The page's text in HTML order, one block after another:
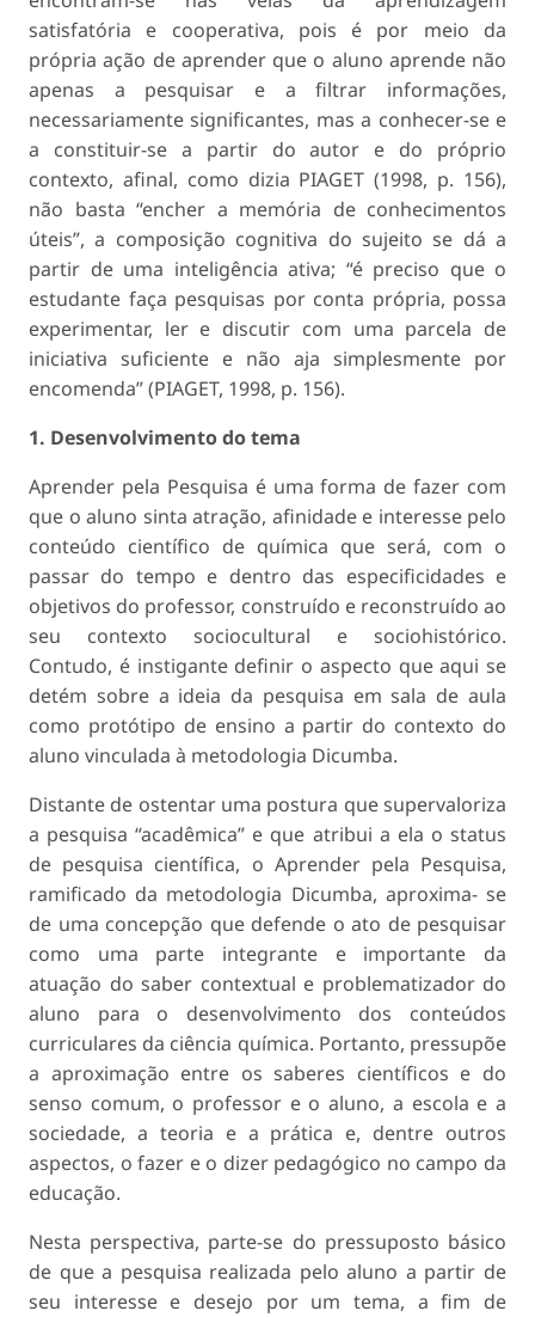
satisfatória e cooperativa, pois é por meio da
própria ação de aprender que o aluno aprende não
apenas a pesquisar e a filtrar informações,
necessariamente significantes, mas a conhecer-se e
a constituir-se a partir do autor e do próprio
contexto, afinal, como dizia PIAGET (1998, p. 156),
não basta “encher a memória de conhecimentos
úteis”, a composição cognitiva do sujeito se dá a
partir de uma inteligência ativa; “é preciso que o
estudante faça pesquisas por conta própria, possa
experimentar, ler e discutir com uma parcela de
iniciativa suficiente e não aja simplesmente por
encomenda” (PIAGET, 1998, p. 156).
1. Desenvolvimento do tema
Aprender pela Pesquisa é uma forma de fazer com
que o aluno sinta atração, afinidade e interesse pelo
conteúdo científico de química que será, com o
passar do tempo e dentro das especificidades e
objetivos do professor, construído e reconstruído ao
seu contexto sociocultural e sociohistórico.
Contudo, é instigante definir o aspecto que aqui se
detém sobre a ideia da pesquisa em sala de aula
como protótipo de ensino a partir do contexto do
aluno vinculada à metodologia Dicumba.
Distante de ostentar uma postura que supervaloriza
a pesquisa “acadêmica” e que atribui a ela o status
de pesquisa científica, o Aprender pela Pesquisa,
ramificado da metodologia Dicumba, aproxima- se
de uma concepção que defende o ato de pesquisar
como uma parte integrante e importante da
atuação do saber contextual e problematizador do
aluno para o desenvolvimento dos conteúdos
curriculares da ciência química. Portanto, pressupõe
a aproximação entre os saberes científicos e do
senso comum, o professor e o aluno, a escola e a
sociedade, a teoria e a prática e, dentre outros
aspectos, o fazer e o dizer pedagógico no campo da
educação.
Nesta perspectiva, parte-se do pressuposto básico
de que a pesquisa realizada pelo aluno a partir de
seu interesse e desejo por um tema, a fim de